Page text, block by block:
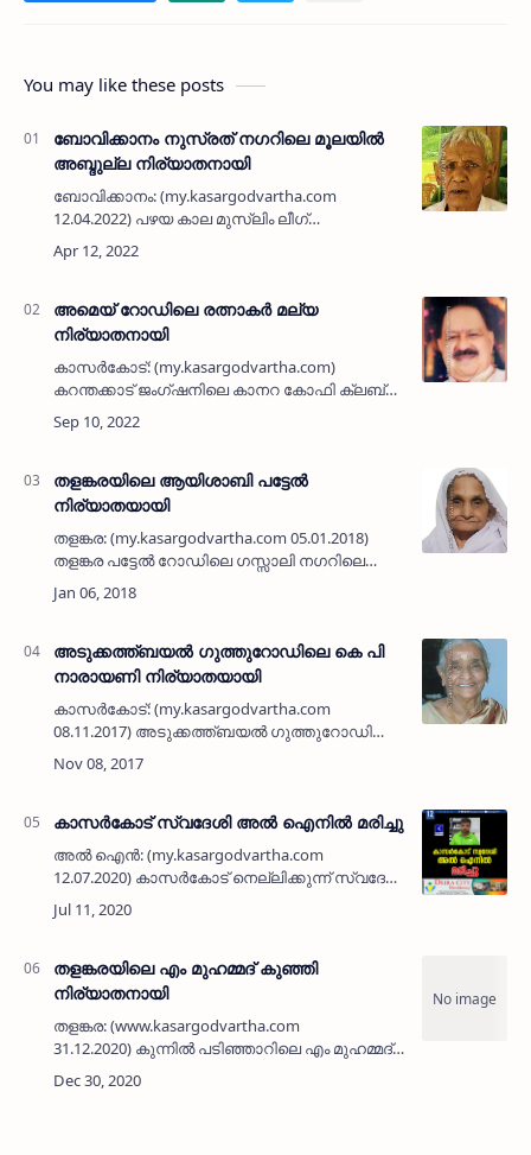
You may like these posts
ബോവിക്കാനം നുസ്രത് നഗറിലെ മൂലയിൽ
അബ്ദുല്ല നിര്യാതനായി
ബോവിക്കാനം: (my.kasargodvartha.com
12.04.2022) പഴയ കാല മുസ്ലിം ലീഗ്
പ്രവർത്തകനും, സബീന, കെസ് പാട്ട്
അവതാരകനുമായ നുസ്രത് നഗറിലെ മൂലയിൽ
അബൂബകർ - മറ…
അമെയ് റോഡിലെ രത്നാകര്‍ മല്യ
നിര്യാതനായി
കാസര്‍കോട്: (my.kasargodvartha.com)
കറന്തക്കാട് ജംഗ്ഷനിലെ കാനറ കോഫി ക്ലബ്
ഉടമ അമെയ് റോഡിലെ ലളിതാ സദനത്തില്‍
രത്നാകര്‍ മല്യ (74) നിര്യാതനായി. …
തളങ്കരയിലെ ആയിശാബി പട്ടേല്‍
നിര്യാതയായി
തളങ്കര: (my.kasargodvartha.com 05.01.2018)
തളങ്കര പട്ടേല്‍ റോഡിലെ ഗസ്സാലി നഗറിലെ
ആയിശാബി(90) പട്ടേല്‍ നിര്യാതയായി.
പരേതനായ പട്ടേല്‍ മുഹമ്മദ്കുഞ്ഞിയാണ്
അടുക്കത്ത്ബയല്‍ ഗുത്തുറോഡിലെ കെ പി
നാരായണി നിര്യാതയായി
കാസര്‍കോട്: (my.kasargodvartha.com
08.11.2017) അടുക്കത്ത്ബയല്‍ ഗുത്തുറോഡിലെ
പരേതനായ ഭട്ടുവിന്റെ ഭാര്യ കെ പി നാരായണി
(89) നിര്യാതയായി. മക്കള്‍: കെ പി ഗോപാലന്‍,
കാസർകോട് സ്വദേശി അൽ ഐനിൽ മരിച്ചു
അൽ ഐൻ: (my.kasargodvartha.com
12.07.2020) കാസർകോട് നെല്ലിക്കുന്ന് സ്വദേശി
അൽ ഐനിൽ മരിച്ചു. നെല്ലിക്കുന്ന്
കടപ്പുറത്തെ പരേതനായ സി എം അബ്ദുർ റഹ്
തളങ്കരയിലെ എം മുഹമ്മദ് കുഞ്ഞി
നിര്യാതനായി
തളങ്കര: (www.kasargodvartha.com
31.12.2020) കുന്നില്‍ പടിഞ്ഞാറിലെ എം മുഹമ്മദ്
കുഞ്ഞി (മമ്മു) നിര്യാതനായി. അസുഖത്തെ
തുടര്‍ന്ന് ചികിത്സയിലായിരുന്നു, കുമ്പളയിലെ